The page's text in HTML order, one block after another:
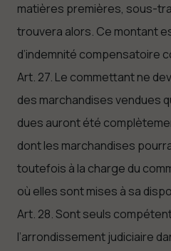
matières premières, sous-
trouvera alors. Ce montant
d’indemnité compensatoire
Art. 27. Le commettant ne
des marchandises vendues
dues auront été
dont les marchandises
toutefois à la charge du
où elles sont mises à sa
Art. 28. Sont seuls
l’arrondissement judiciaire